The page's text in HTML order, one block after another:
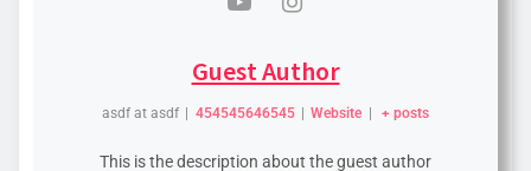
Guest Author
asdf at asdf 454545646545 Website + posts
This is the description about the guest author